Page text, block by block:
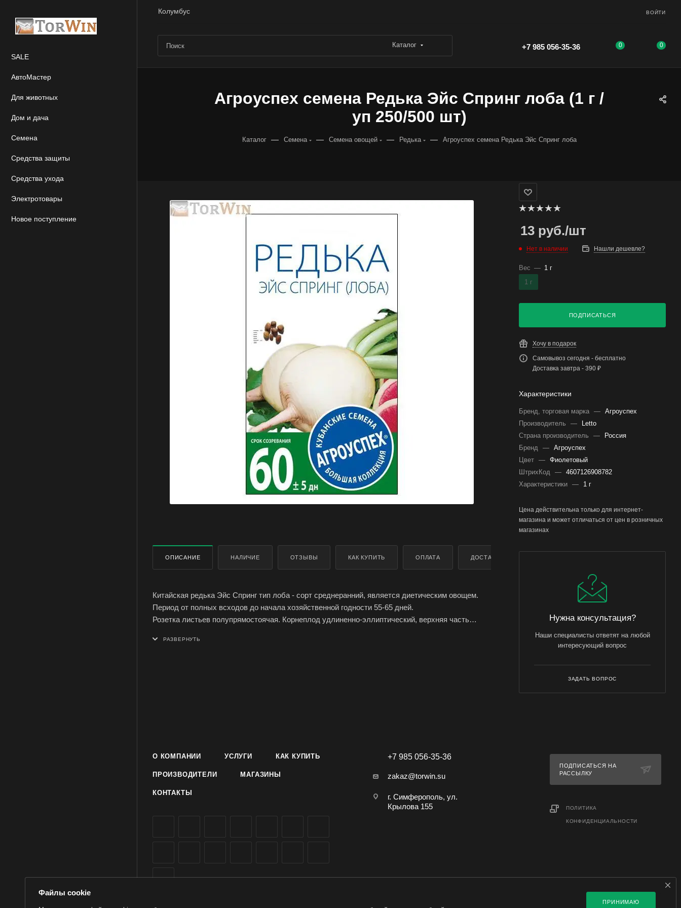
Колумбус ВОЙТИ
Каталог +7 985 056-35-36 0 0
SALE
АвтоМастер
Для животных
Дом и дача
Семена
Средства защиты
Средства ухода
Электротовары
Новое поступление
Агроуспех семена Редька Эйс Спринг лоба (1 г /
уп 250/500 шт)
Каталог — Семена — Семена овощей — Редька — Агроуспех семена Редька Эйс Спринг лоба
ОПИСАНИЕ НАЛИЧИЕ ОТЗЫВЫ КАК КУПИТЬ ОПЛАТА ДОСТАВКА
Китайская редька Эйс Спринг тип лоба - сорт среднеранний, является диетическим овощем.
Период от полных всходов до начала хозяйственной годности 55-65 дней.
Розетка листьев полупрямостоячая. Корнеплод удлиненно-эллиптический, верхняя часть
Рекомендуется для использования в свежем виде и зимнего хранения.
13 руб./шт
Нет в наличии Нашли дешевле?
Вес — 1 г
1 г
ПОДПИСАТЬСЯ
Хочу в подарок
Самовывоз сегодня - бесплатно
Доставка завтра - 390 ₽
Характеристики
Бренд, торговая марка — Агроуспех
Производитель
—
Letto
Страна производитель
—
Россия
Бренд — Агроуспех
Цвет — Фиолетовый
ШтрихКод — 4607126908782
Характеристики — 1 г
Цена действительна только для интернет-
магазина и может отличаться от цен в розничных
магазинах
Нужна консультация?
Наши специалисты ответят на любой
интересующий вопрос
ЗАДАТЬ ВОПРОС
О КОМПАНИИ УСЛУГИ КАК КУПИТЬ
ПРОИЗВОДИТЕЛИ МАГАЗИНЫ
КОНТАКТЫ
+7 985 056-35-36
zakaz@torwin.su
г. Симферополь, ул.
Крылова 155
ПОДПИСАТЬСЯ НА
РАССЫЛКУ
ПОЛИТИКА
КОНФИДЕНЦИАЛЬНОСТИ
Файлы cookie
ПРИНИМАЮ